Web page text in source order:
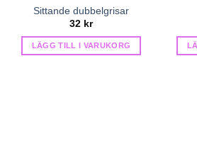
Sittande dubbelgrisar
32 kr
LÄGG TILL I VARUKORG